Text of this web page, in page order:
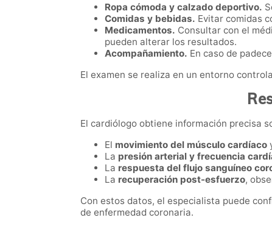
Ropa cómoda y calzado deportivo.
Comidas y bebidas. Evitar comidas
Medicamentos. Consultar con el
pueden alterar los resultados.
Acompañamiento. En caso de
El examen se realiza en un entorno
El cardiólogo obtiene información precisa
El movimiento del músculo cardíaco
La presión arterial y frecuencia
La respuesta del flujo sanguíneo
La recuperación post-esfuerzo,
Con estos datos, el especialista puede
de enfermedad coronaria.